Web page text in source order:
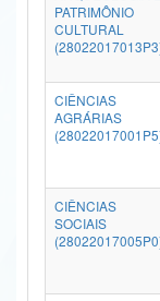
Ministério da Ciência,
Ministério do Turismo
Ministério do
Controladoria-Geral da
Ministério da Mulher, da
PATRIMÔNIO
CULTURAL
CIÊNCIAS
AGRÁRIAS
CIÊNCIAS
SOCIAIS